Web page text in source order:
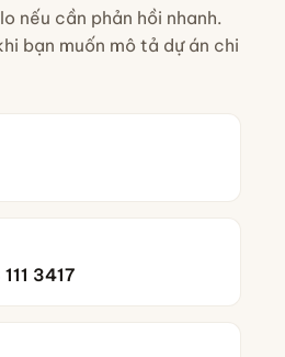
nếu cần phản hồi nhanh.
bạn muốn mô tả dự án chi
3417